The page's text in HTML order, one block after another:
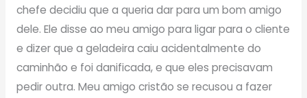
chefe decidiu que a queria dar para um bom amigo
dele. Ele disse ao meu amigo para ligar para o cliente
e dizer que a geladeira caiu acidentalmente do
caminhão e foi danificada, e que eles precisavam
pedir outra. Meu amigo cristão se recusou a fazer